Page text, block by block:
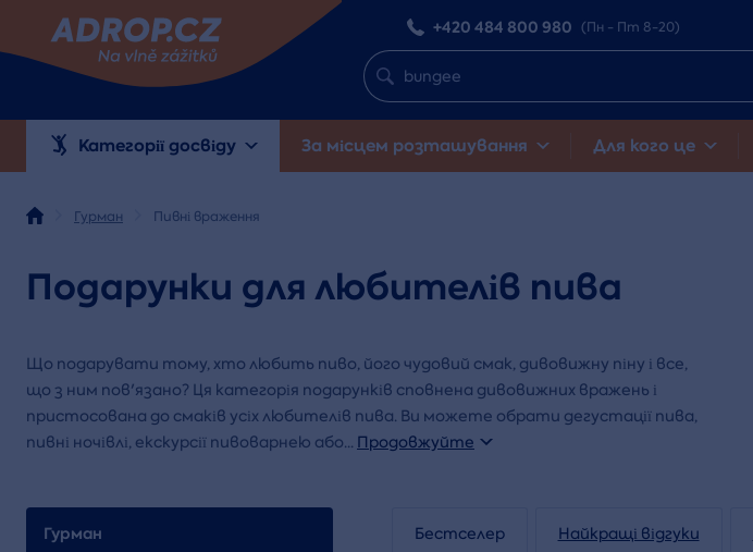
+420 484 800 980 (Пн - Пт 8-20)
Категорії досвіду За місцем розташування Для кого це
Гурман Пивні враження
Подарунки для любителів пива
Що подарувати тому, хто любить пиво, його чудовий смак, дивовижну піну і все,
що з ним пов'язано? Ця категорія подарунків сповнена дивовижних вражень і
пристосована до смаків усіх любителів пива. Ви можете обрати дегустації пива,
пивні ночівлі, екскурсії пивоварнею або... Продовжуйте
Гурман Бестселер Найкращі відгуки